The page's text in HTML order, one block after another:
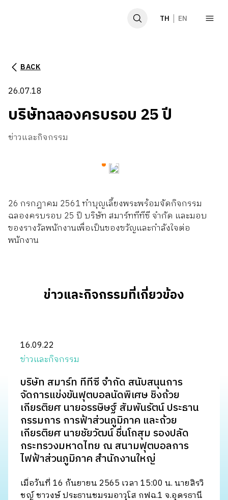
TH EN
เกี่ยวกับเรา
SDGs
BACK
26.07.18
บริษัทฉลองครบรอบ 25 ปี
ข่าวและกิจกรรม
26 กรกฎาคม 2561 ทำบุญเลี้ยงพระพร้อมจัดกิจกรรม
ฉลองครบรอบ 25 ปี บริษัท สมาร์ททีทีซี จำกัด และมอบ
ของรางวัลพนักงานเพื่อเป็นของขวัญและกำลังใจต่อ
พนักงาน
ข่าวและกิจกรรมที่เกี่ยวข้อง
16.09.22
ข่าวและกิจกรรม
บริษัท สมาร์ท ทีทีซี จำกัด สนับสนุนการ
จัดการแข่งขันฟุตบอลนัดพิเศษ ชิงถ้วย
เกียรติยศ นายอรรษิษฐ์ สัมพันรัตน์ ประธาน
กรรมการ การฟ้าส่วนภูมิภาค และถ้วย
เกียรติยศ นายชัยวัฒน์ ชื่นโกสุม รองปลัด
กระทรวงมหาดไทย ณ สนามฟุตบอลการ
ไฟฟ้าส่วนภูมิภาค สำนักงานใหญ่
เมื่อวันที่ 16 กันยายน 2565 เวลา 15:00 น. นายสิรวิ
ชญ์ ชาวงษ์ ประธานชมรมอาวุโส กฟฉ.1 จ.อุดรธานี